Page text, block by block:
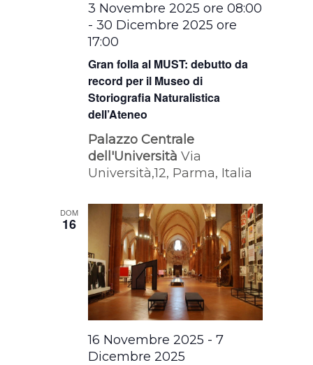
Gran folla al MUST: debutto da
record per il Museo di
Storiografia Naturalistica
dell’Ateneo
3 Novembre 2025 ore 08:00
-30 Dicembre 2025 ore
17:00
Palazzo Centrale
dell'UniversitàVia
Università,12, Parma, Italia
DOM
16
16 Novembre 2025 -7
Dicembre 2025